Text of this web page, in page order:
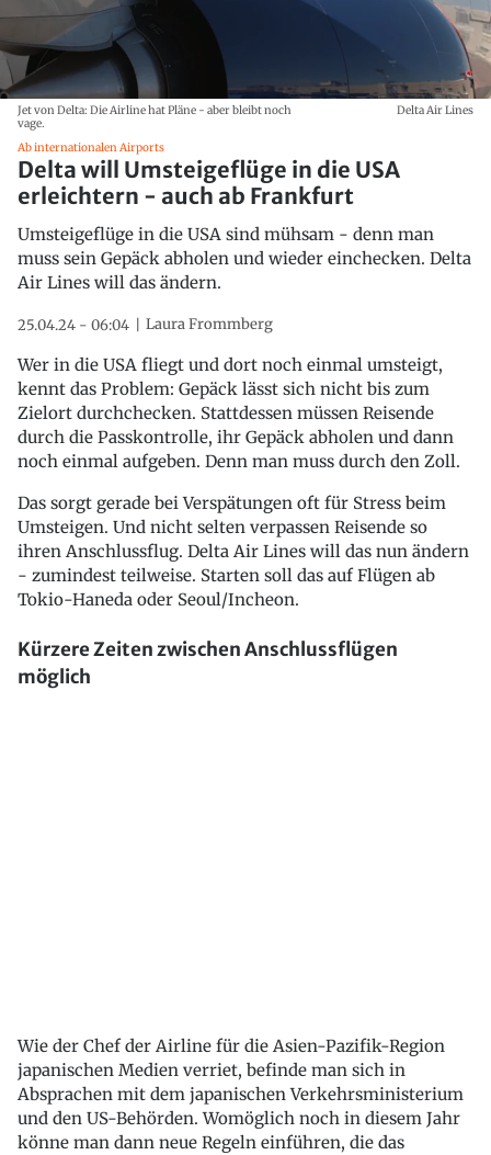
Jet von Delta: Die Airline hat Pläne - aber bleibt noch
vage.
Delta Air Lines
Ab internationalen Airports
Delta will Umsteigeflüge in die USA
erleichtern - auch ab Frankfurt
Umsteigeflüge in die USA sind mühsam - denn man
muss sein Gepäck abholen und wieder einchecken. Delta
Air Lines will das ändern.
25.04.24 - 06:04 Laura Frommberg
Wer in die USA fliegt und dort noch einmal umsteigt,
kennt das Problem: Gepäck lässt sich nicht bis zum
Zielort durchchecken. Stattdessen müssen Reisende
durch die Passkontrolle, ihr Gepäck abholen und dann
noch einmal aufgeben. Denn man muss durch den Zoll.
Das sorgt gerade bei Verspätungen oft für Stress beim
Umsteigen. Und nicht selten verpassen Reisende so
ihren Anschlussflug. Delta Air Lines will das nun ändern
- zumindest teilweise. Starten soll das auf Flügen ab
Tokio-Haneda oder Seoul/Incheon.
Kürzere Zeiten zwischen Anschlussflügen
möglich
Wie der Chef der Airline für die Asien-Pazifik-Region
japanischen Medien verriet, befinde man sich in
Absprachen mit dem japanischen Verkehrsministerium
und den US-Behörden. Womöglich noch in diesem Jahr
könne man dann neue Regeln einführen, die das